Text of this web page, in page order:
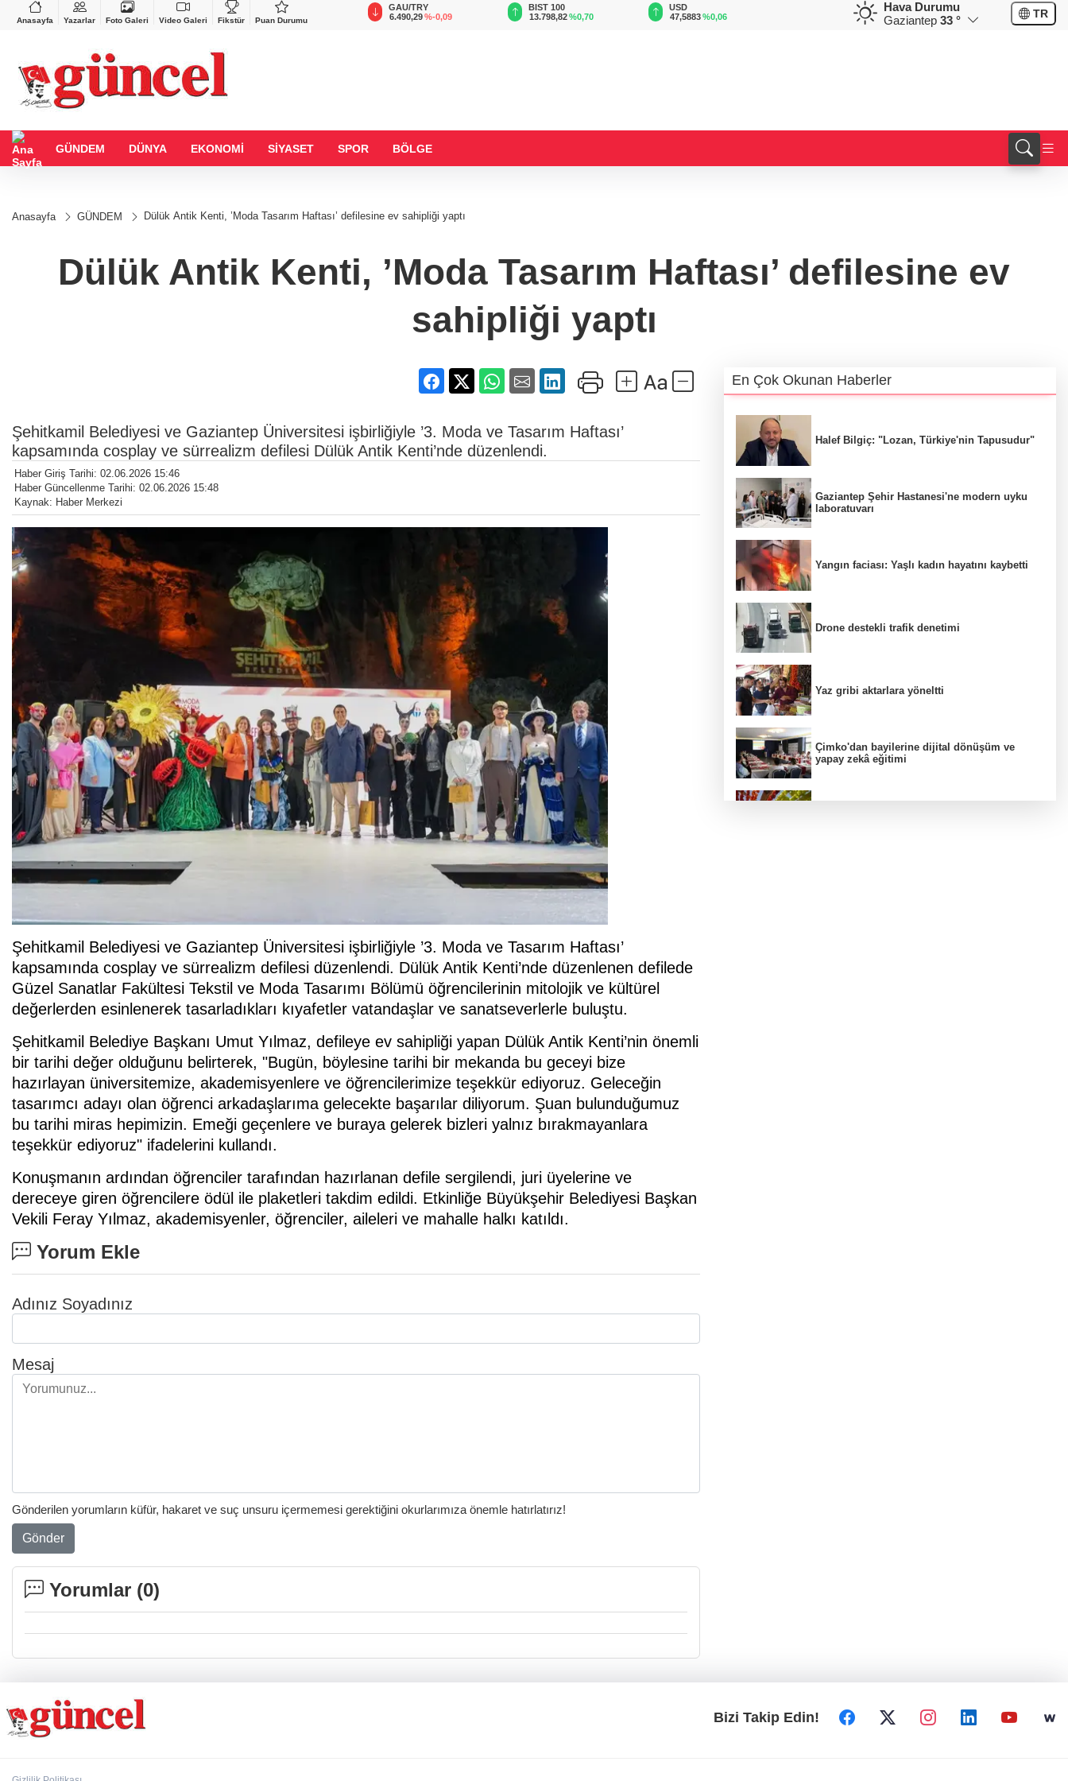
Anasayfa Yazarlar Foto Galeri Video Galeri Fikstür Puan Durumu
%0,37
VND
0,0018
%0,11
GAU/TRY
6.490,29
BIST 100
13.798,82%0,70
USD
47,5883 %0,06
EUR
54,9439%0,00 %0,12
CHF
58,5630
Hava Durumu
Gaziantep 33 ° TR
GÜNDEM DÜNYA EKONOMİ SİYASET SPOR BÖLGE
Anasayfa GÜNDEM Dülük Antik Kenti, ’Moda Tasarım Haftası’ defilesine ev sahipliği yaptı
Dülük Antik Kenti, ’Moda Tasarım Haftası’ defilesine ev
sahipliği yaptı
Şehitkamil Belediyesi ve Gaziantep Üniversitesi işbirliğiyle ’3. Moda ve Tasarım Haftası’
kapsamında cosplay ve sürrealizm defilesi Dülük Antik Kenti’nde düzenlendi.
Haber Giriş Tarihi: 02.06.2026 15:46
Haber Güncellenme Tarihi: 02.06.2026 15:48
Kaynak: Haber Merkezi
Şehitkamil Belediyesi ve Gaziantep Üniversitesi işbirliğiyle ’3. Moda ve Tasarım Haftası’
kapsamında cosplay ve sürrealizm defilesi düzenlendi. Dülük Antik Kenti’nde düzenlenen defilede
Güzel Sanatlar Fakültesi Tekstil ve Moda Tasarımı Bölümü öğrencilerinin mitolojik ve kültürel
değerlerden esinlenerek tasarladıkları kıyafetler vatandaşlar ve sanatseverlerle buluştu.
Şehitkamil Belediye Başkanı Umut Yılmaz, defileye ev sahipliği yapan Dülük Antik Kenti’nin önemli
bir tarihi değer olduğunu belirterek, "Bugün, böylesine tarihi bir mekanda bu geceyi bize
hazırlayan üniversitemize, akademisyenlere ve öğrencilerimize teşekkür ediyoruz. Geleceğin
tasarımcı adayı olan öğrenci arkadaşlarıma gelecekte başarılar diliyorum. Şuan bulunduğumuz
bu tarihi miras hepimizin. Emeği geçenlere ve buraya gelerek bizleri yalnız bırakmayanlara
teşekkür ediyoruz" ifadelerini kullandı.
Konuşmanın ardından öğrenciler tarafından hazırlanan defile sergilendi, juri üyelerine ve
dereceye giren öğrencilere ödül ile plaketleri takdim edildi. Etkinliğe Büyükşehir Belediyesi Başkan
Vekili Feray Yılmaz, akademisyenler, öğrenciler, aileleri ve mahalle halkı katıldı.
Yorum Ekle
Adınız Soyadınız
Mesaj
Gönderilen yorumların küfür, hakaret ve suç unsuru içermemesi gerektiğini okurlarımıza önemle hatırlatırız!
Gönder
Yorumlar (0)
En Çok Okunan Haberler
Halef Bilgiç: "Lozan, Türkiye'nin Tapusudur"
Gaziantep Şehir Hastanesi'ne modern uyku
laboratuvarı
Yangın faciası: Yaşlı kadın hayatını kaybetti
Drone destekli trafik denetimi
Yaz gribi aktarlara yöneltti
Çimko'dan bayilerine dijital dönüşüm ve
yapay zekâ eğitimi
Bizi Takip Edin!